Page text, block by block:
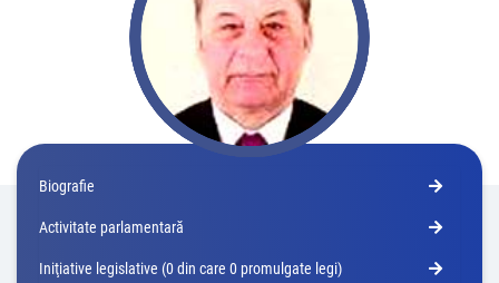
Biografie
Activitate parlamentară
Iniţiative legislative (0 din care 0 promulgate legi)